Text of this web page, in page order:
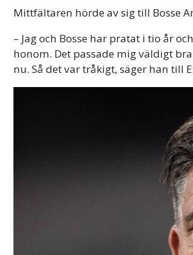
Mittfältaren hörde av sig till Bosse
– Jag och Bosse har pratat i tio år
honom. Det passade mig väldigt
nu. Så det var tråkigt, säger han till